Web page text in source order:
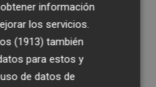
de
en tu correo
información
los servicios.
(1913) también
para estos y
de datos de